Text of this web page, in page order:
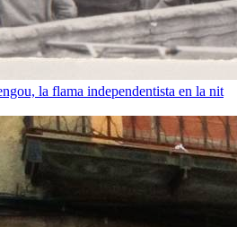
la flama independentista en la nit